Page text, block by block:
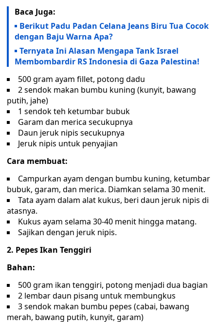
Baca Juga:
Berikut Padu Padan Celana Jeans Biru Tua Cocok
dengan Baju Warna Apa?
Ternyata Ini Alasan Mengapa Tank Israel
Membombardir RS Indonesia di Gaza Palestina!
500 gram ayam fillet, potong dadu
2 sendok makan bumbu kuning (kunyit, bawang
putih, jahe)
1 sendok teh ketumbar bubuk
Garam dan merica secukupnya
Daun jeruk nipis secukupnya
Jeruk nipis untuk penyajian
Cara membuat:
Campurkan ayam dengan bumbu kuning, ketumbar
bubuk, garam, dan merica. Diamkan selama 30 menit.
Tata ayam dalam alat kukus, beri daun jeruk nipis di
atasnya.
Kukus ayam selama 30-40 menit hingga matang.
Sajikan dengan jeruk nipis.
2. Pepes Ikan Tenggiri
Bahan:
500 gram ikan tenggiri, potong menjadi dua bagian
2 lembar daun pisang untuk membungkus
3 sendok makan bumbu pepes (cabai, bawang
merah, bawang putih, kunyit, garam)